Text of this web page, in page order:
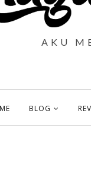
AKU
BLOG